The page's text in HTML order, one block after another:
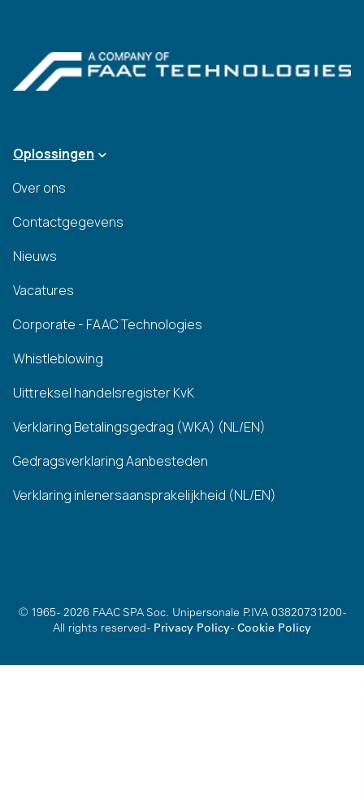
Oplossingen
Over ons
Contactgegevens
Nieuws
Vacatures
Corporate - FAAC Technologies
Whistleblowing
Uittreksel handelsregister KvK
Verklaring Betalingsgedrag (WKA) (NL/EN)
Gedragsverklaring Aanbesteden
Verklaring inlenersaansprakelijkheid (NL/EN)
© 1965 - 2026 FAAC SPA Soc. Unipersonale P.IVA 03820731200 -
All rights reserved - Privacy Policy- Cookie Policy